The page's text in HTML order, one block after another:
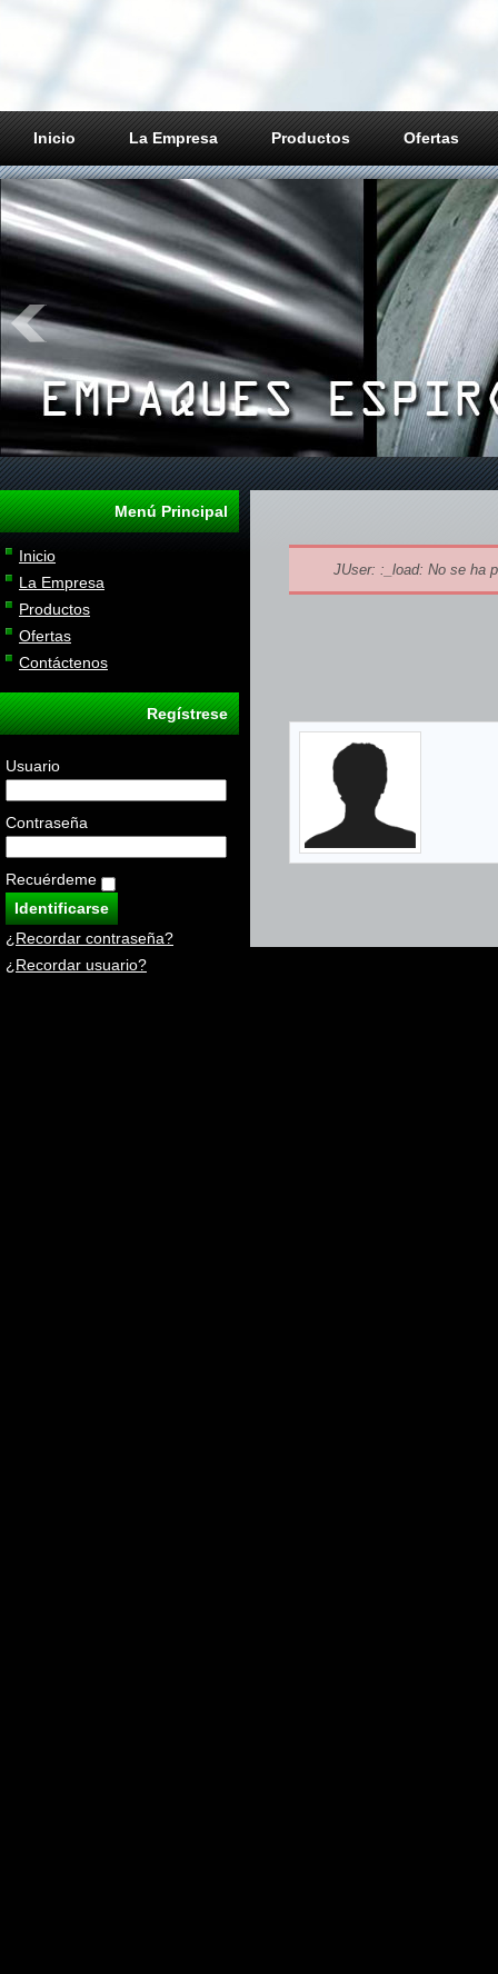
Inicio La Empresa Productos Ofertas
Menú Principal
Inicio
La Empresa
Productos
Ofertas
Contáctenos
Regístrese
Usuario
Contraseña
Recuérdeme
¿Recordar contraseña?
¿Recordar usuario?
JUser: :_load: No se ha